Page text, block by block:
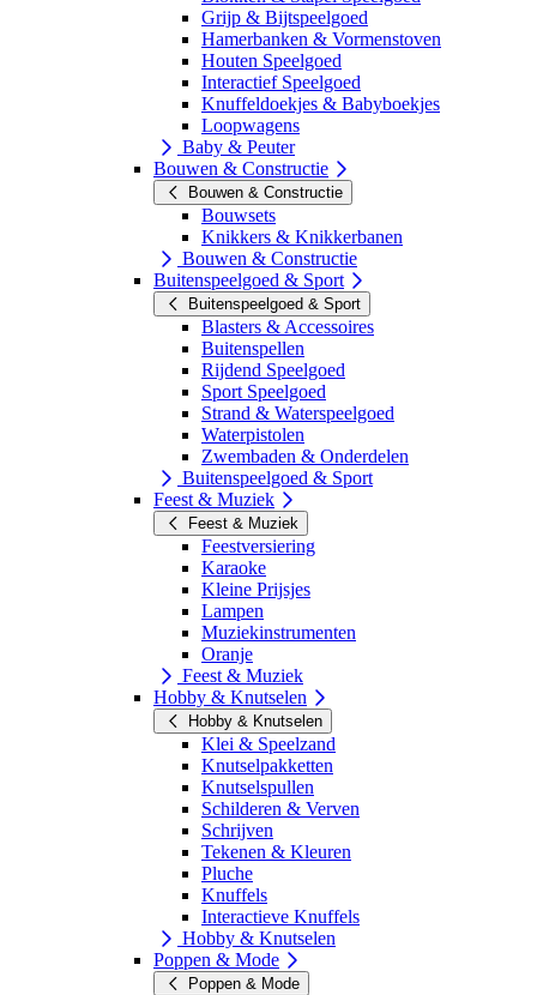
Grijp & Bijtspeelgoed
Hamerbanken & Vormenstoven
Houten Speelgoed
Interactief Speelgoed
Knuffeldoekjes & Babyboekjes
Loopwagens
Baby & Peuter
Bouwen & Constructie
Bouwen & Constructie
Bouwsets
Knikkers & Knikkerbanen
Bouwen & Constructie
Buitenspeelgoed & Sport
Buitenspeelgoed & Sport
Blasters & Accessoires
Buitenspellen
Rijdend Speelgoed
Sport Speelgoed
Strand & Waterspeelgoed
Waterpistolen
Zwembaden & Onderdelen
Buitenspeelgoed & Sport
Feest & Muziek
Feest & Muziek
Feestversiering
Karaoke
Kleine Prijsjes
Lampen
Muziekinstrumenten
Oranje
Feest & Muziek
Hobby & Knutselen
Hobby & Knutselen
Klei & Speelzand
Knutselpakketten
Knutselspullen
Schilderen & Verven
Schrijven
Tekenen & Kleuren
Pluche
Knuffels
Interactieve Knuffels
Hobby & Knutselen
Poppen & Mode
Poppen & Mode